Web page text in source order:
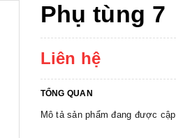
Phụ tùng 7
Liên hệ
TỔNG QUAN
Mô tả sản phẩm đang được